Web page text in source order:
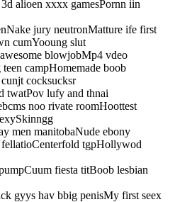
alioen xxxx gamesPornn iin
jury neutronMatture ife first
cumYooung slut
blowjobMp4 vdeo
campHomemade boob
cocksucksr
twatPov lufy and thnai
noo rivate roomHoottest
men manitobaNude ebony
fellatioCenterfold tgpHollywod
fiesta titBoob lesbian
gyys hav bbig penisMy first seex